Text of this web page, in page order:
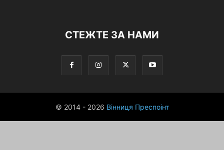
СТЕЖТЕ ЗА НАМИ
© 2014 - 2026 Вінниця Преспоінт